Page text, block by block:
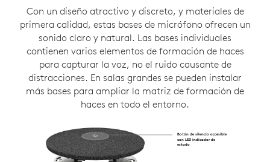
Con un diseño atractivo y discreto, y materiales de
primera calidad, estas bases de micrófono ofrecen un
sonido claro y natural. Las bases individuales
contienen varios elementos de formación de haces
para capturar la voz, no el ruido causante de
distracciones. En salas grandes se pueden instalar
más bases para ampliar la matriz de formación de
haces en todo el entorno.
Botón de silencio accesible
con LED indicador de
estado